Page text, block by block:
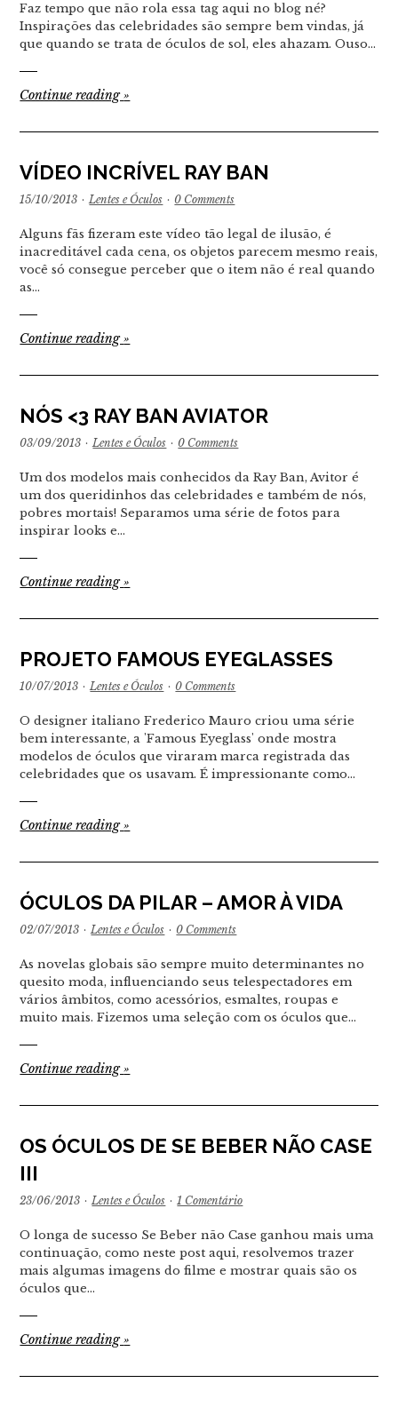
Faz tempo que não rola essa tag aqui no blog né?
Inspirações das celebridades são sempre bem vindas, já
que quando se trata de óculos de sol, eles ahazam. Ouso…
Continue reading»
VÍDEO INCRÍVEL RAY BAN
15/10/2013 · Lentes e Óculos · 0 Comments
Alguns fãs fizeram este vídeo tão legal de ilusão, é
inacreditável cada cena, os objetos parecem mesmo reais,
você só consegue perceber que o item não é real quando
as…
Continue reading»
NÓS <3 RAY BAN AVIATOR
03/09/2013 · Lentes e Óculos · 0 Comments
Um dos modelos mais conhecidos da Ray Ban, Avitor é
um dos queridinhos das celebridades e também de nós,
pobres mortais! Separamos uma série de fotos para
inspirar looks e…
Continue reading»
PROJETO FAMOUS EYEGLASSES
10/07/2013 · Lentes e Óculos · 0 Comments
O designer italiano Frederico Mauro criou uma série
bem interessante, a 'Famous Eyeglass' onde mostra
modelos de óculos que viraram marca registrada das
celebridades que os usavam. É impressionante como…
Continue reading»
ÓCULOS DA PILAR – AMOR À VIDA
02/07/2013 · Lentes e Óculos · 0 Comments
As novelas globais são sempre muito determinantes no
quesito moda, influenciando seus telespectadores em
vários âmbitos, como acessórios, esmaltes, roupas e
muito mais. Fizemos uma seleção com os óculos que…
Continue reading»
OS ÓCULOS DE SE BEBER NÃO CASE
III
23/06/2013 · Lentes e Óculos · 1 Comentário
O longa de sucesso Se Beber não Case ganhou mais uma
continuação, como neste post aqui, resolvemos trazer
mais algumas imagens do filme e mostrar quais são os
óculos que…
Continue reading»